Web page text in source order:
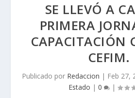
SE LLEVÓ A
PRIMERA
CAPACITACIÓN
CEFIM.
Publicado por Redaccion | Feb 27,
Estado | 0 |